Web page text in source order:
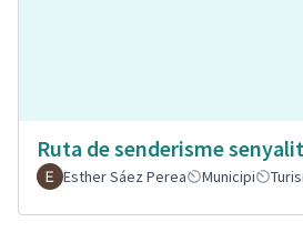
Ruta de senderisme
Esther Sáez Perea
Municipi